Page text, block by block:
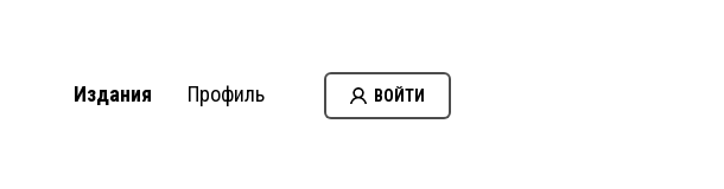
Издания Профиль ВОЙТИ